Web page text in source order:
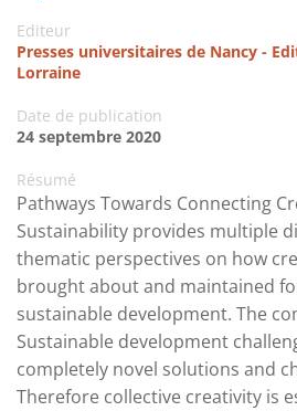
Editeur
Presses universitaires de Nancy -
Lorraine
Date de publication
24 septembre 2020
Résumé
Pathways Towards Connecting
Sustainability provides multiple
thematic perspectives on how
brought about and maintained
sustainable development. The
Sustainable development
completely novel solutions and
Therefore collective creativity is